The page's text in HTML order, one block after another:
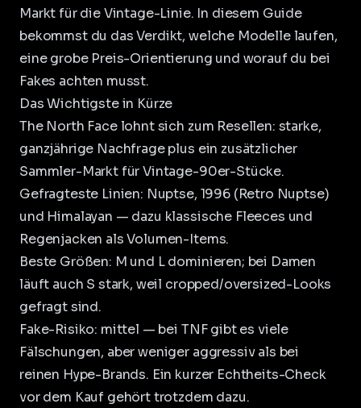
Markt für die Vintage-Linie. In diesem Guide
bekommst du das Verdikt, welche Modelle laufen,
eine grobe Preis-Orientierung und worauf du bei
Fakes achten musst.
Das Wichtigste in Kürze
The North Face lohnt sich zum Resellen: starke,
ganzjährige Nachfrage plus ein zusätzlicher
Sammler-Markt für Vintage-90er-Stücke.
Gefragteste Linien: Nuptse, 1996 (Retro Nuptse)
und Himalayan — dazu klassische Fleeces und
Regenjacken als Volumen-Items.
Beste Größen: M und L dominieren; bei Damen
läuft auch S stark, weil cropped/oversized-Looks
gefragt sind.
Fake-Risiko: mittel — bei TNF gibt es viele
Fälschungen, aber weniger aggressiv als bei
reinen Hype-Brands. Ein kurzer Echtheits-Check
vor dem Kauf gehört trotzdem dazu.